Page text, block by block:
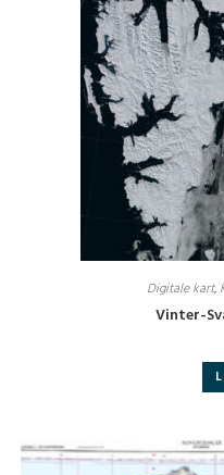
Digitale kart,
Vinter-